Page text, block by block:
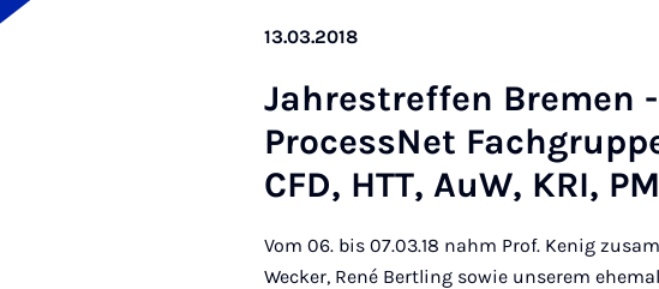
13.03.2018
Jahrestref­fen Bre­men
Pro­cess­Net
CFD, HTT, AuW, KRI,
Vom 06. bis 07.03.18 nahm Prof. Kenig
Wecker, René Bertling sowie unserem